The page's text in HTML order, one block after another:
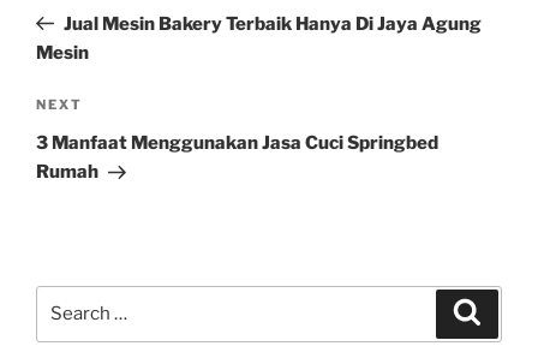
PostJual Mesin Bakery Terbaik Hanya Di Jaya Agung
Mesin
Next
Post
NEXT
3 Manfaat Menggunakan Jasa Cuci Springbed
Rumah